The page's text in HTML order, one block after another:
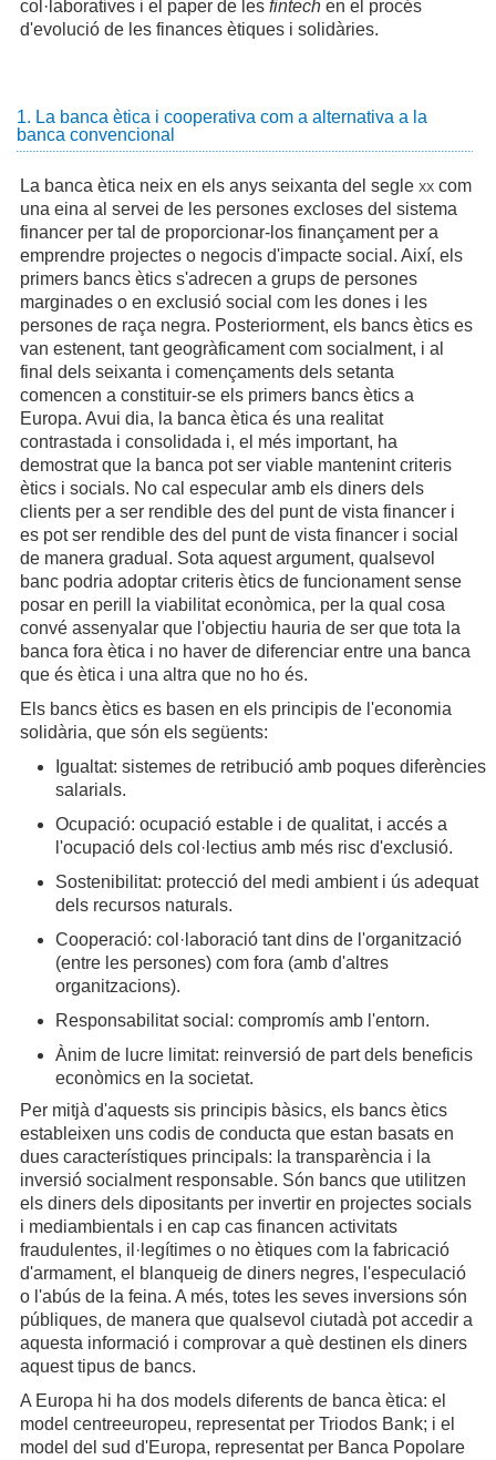
col·laboratives i el paper de les fintechen el procés
d'evolució de les finances ètiques i solidàries.
1. La banca ètica i cooperativa com a alternativa a la
banca convencional
La banca ètica neix en els anys seixanta del segle xxcom
una eina al servei de les persones excloses del sistema
financer per tal de proporcionar-los finançament per a
emprendre projectes o negocis d'impacte social. Així, els
primers bancs ètics s'adrecen a grups de persones
marginades o en exclusió social com les dones i les
persones de raça negra. Posteriorment, els bancs ètics es
van estenent, tant geogràficament com socialment, i al
final dels seixanta i començaments dels setanta
comencen a constituir-se els primers bancs ètics a
Europa. Avui dia, la banca ètica és una realitat
contrastada i consolidada i, el més important, ha
demostrat que la banca pot ser viable mantenint criteris
ètics i socials. No cal especular amb els diners dels
clients per a ser rendible des del punt de vista financer i
es pot ser rendible des del punt de vista financer i social
de manera gradual. Sota aquest argument, qualsevol
banc podria adoptar criteris ètics de funcionament sense
posar en perill la viabilitat econòmica, per la qual cosa
convé assenyalar que l'objectiu hauria de ser que tota la
banca fora ètica i no haver de diferenciar entre una banca
que és ètica i una altra que no ho és.
Els bancs ètics es basen en els principis de l'economia
solidària, que són els següents:
Igualtat: sistemes de retribució amb poques diferències
salarials.
Ocupació: ocupació estable i de qualitat, i accés a
l'ocupació dels col·lectius amb més risc d'exclusió.
Sostenibilitat: protecció del medi ambient i ús adequat
dels recursos naturals.
Cooperació: col·laboració tant dins de l'organització
(entre les persones) com fora (amb d'altres
organitzacions).
Responsabilitat social: compromís amb l'entorn.
Ànim de lucre limitat: reinversió de part dels beneficis
econòmics en la societat.
Per mitjà d'aquests sis principis bàsics, els bancs ètics
estableixen uns codis de conducta que estan basats en
dues característiques principals: la transparència i la
inversió socialment responsable. Són bancs que utilitzen
els diners dels dipositants per invertir en projectes socials
i mediambientals i en cap cas financen activitats
fraudulentes, il·legítimes o no ètiques com la fabricació
d'armament, el blanqueig de diners negres, l'especulació
o l'abús de la feina. A més, totes les seves inversions són
públiques, de manera que qualsevol ciutadà pot accedir a
aquesta informació i comprovar a què destinen els diners
aquest tipus de bancs.
A Europa hi ha dos models diferents de banca ètica: el
model centreeuropeu, representat per Triodos Bank; i el
model del sud d'Europa, representat per Banca Popolare